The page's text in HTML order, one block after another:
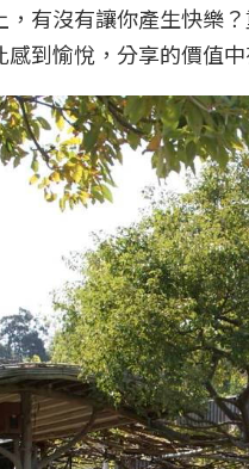
有沒有讓你產生快樂
到愉悅，分享的價值